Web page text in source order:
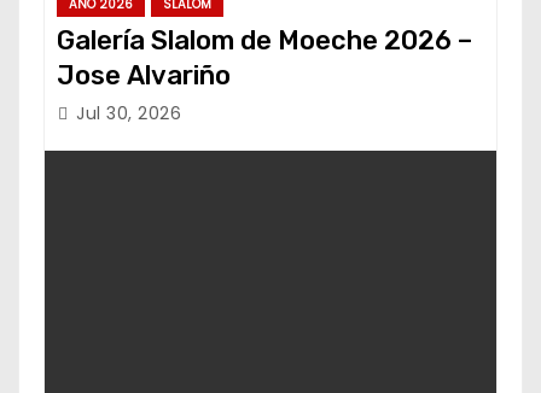
AÑO 2026 SLALOM
Galería Slalom de Moeche 2026 –
Jose Alvariño
Jul 30, 2026